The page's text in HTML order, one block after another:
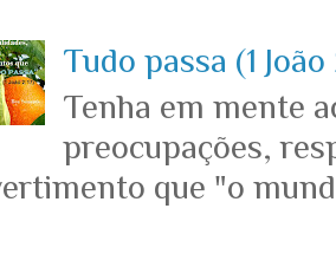
Tudo passa (1 João
Tenha em mente
preocupações,
que "o